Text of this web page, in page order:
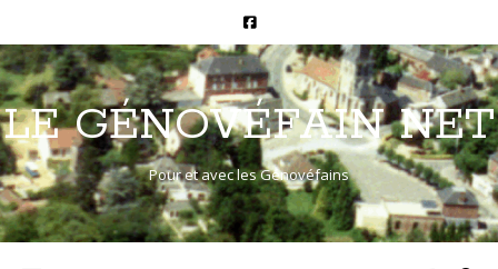
LE GÉNOVÉFAIN NET
Pour et avec les Génovéfains